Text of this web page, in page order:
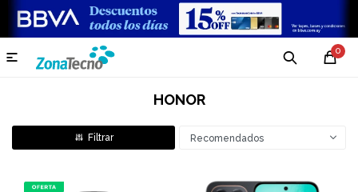
0

HONOR
Recomendados